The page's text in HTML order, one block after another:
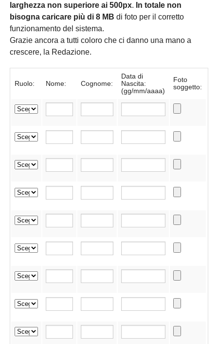
larghezza non superiore ai 500px. In totale non
bisogna caricare più di 8 MB di foto per il corretto
funzionamento del sistema.
Grazie ancora a tutti coloro che ci danno una mano a
crescere, la Redazione.
Ruolo: Nome: Cognome:
Data di
Nascita:
(gg/mm/aaaa)
Foto
soggetto: